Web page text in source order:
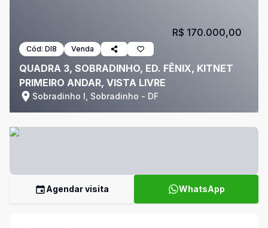
Cód: DI8 Venda
QUADRA 3, SOBRADINHO, ED. FÊNIX, KITNET
PRIMEIRO ANDAR, VISTA LIVRE
Sobradinho I, Sobradinho - DF
R$ 170.000,00
Agendar visita WhatsApp